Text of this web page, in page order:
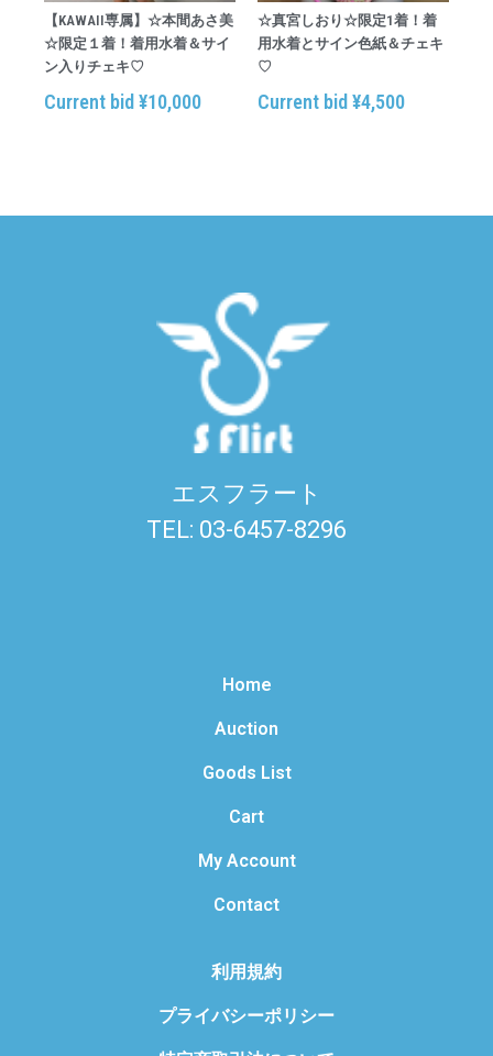
【KAWAII専属】☆本間あさ美
☆限定１着！着用水着＆サイ
ン入りチェキ♡
Current bid ¥10,000
☆真宮しおり☆限定1着！着
用水着とサイン色紙＆チェキ
♡
Current bid ¥4,500
エスフラート
TEL: 03-6457-8296
Home
Auction
Goods List
Cart
My Account
Contact
利用規約
プライバシーポリシー